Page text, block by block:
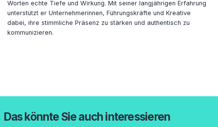
Worten echte Tiefe und Wirkung. Mit seiner langjährigen Erfahrung
unterstützt er Unternehmerinnen, Führungskräfte und Kreative
dabei, ihre stimmliche Präsenz zu stärken und authentisch zu
kommunizieren.
Das könnte Sie auch interessieren